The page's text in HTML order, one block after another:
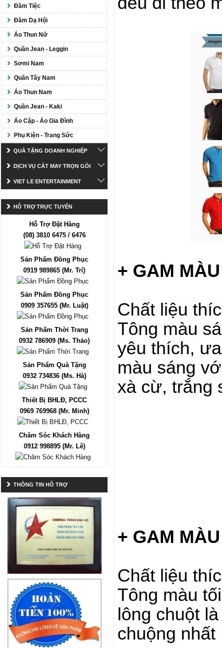
Đầm Tiệc
Đầm Dạ Hội
Áo Thun Nữ
Quần Jean - Leggin
Sơmi Nam
Quần Tây Nam
Áo Thun Nam
Quần Jean - Kaki
Áo Cặp - Áo Gia Đình
Phụ Kiện - Trang Sức
QUÀ TẶNG DOANH NGHIỆP
DỊCH VỤ CẮT MAY TRỌN GÓI
VIET LE ENTERTAINMENT
HỖ TRỢ TRỰC TUYẾN
Hỗ Trợ Đặt Hàng
(08) 3810 6475 / 6476
Sản Phẩm Đồng Phục
0919 989865 (Mr. Trí)
Sản Phẩm Đồng Phục
0909 357655 (Mr. Luật)
Sản Phẩm Thời Trang
0932 786909 (Ms. Thảo)
Sản Phẩm Quà Tặng
0932 734836 (Ms. Hà)
Thiết Bị BHLĐ, PCCC
0969 769968 (Mr. Minh)
Chăm Sóc Khách Hàng
0912 998895 (Mr. Lê)
THÔNG TIN HỖ TRỢ
+ GAM
Chất liệu
Tông màu
yêu thích,
màu sáng
xà cừ, trắng
+ GAM
Chất liệu
Tông màu
lông chuột
chuộng nhất